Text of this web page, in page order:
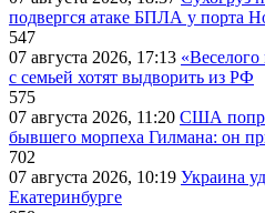
подвергся атаке БПЛА у порта
547
07 августа 2026, 17:13
с семьей хотят выдворить из РФ
575
07 августа 2026, 11:20 США
бывшего морпеха Гилмана: он
702
07 августа 2026, 10:19 Украина
Екатеринбурге